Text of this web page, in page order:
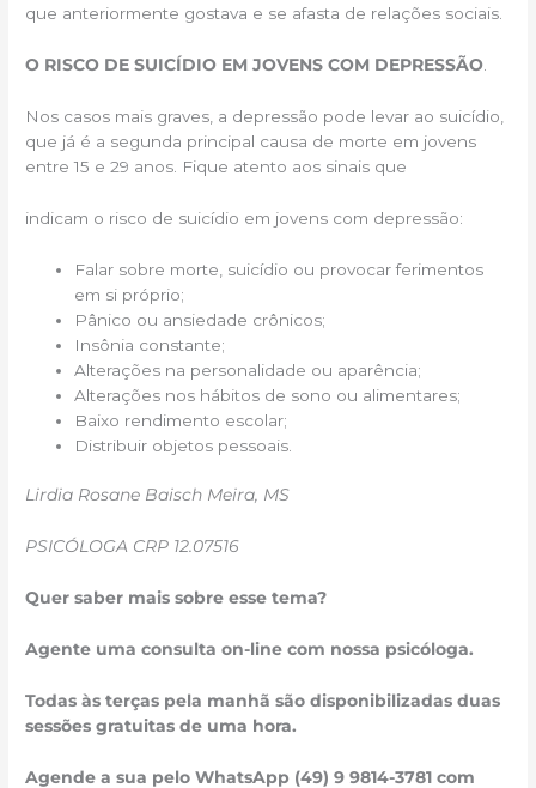
que anteriormente gostava e se afasta de relações sociais.
O RISCO DE SUICÍDIO EM JOVENS COM DEPRESSÃO
Nos casos mais graves, a depressão pode levar ao suicídio,
que já é a segunda principal causa de morte em jovens
entre 15 e 29 anos. Fique atento aos sinais que
indicam o risco de suicídio em jovens com depressão:
Falar sobre morte, suicídio ou provocar ferimentos
em si próprio;
Pânico ou ansiedade crônicos;
Insônia constante;
Alterações na personalidade ou aparência;
Alterações nos hábitos de sono ou alimentares;
Baixo rendimento escolar;
Distribuir objetos pessoais.
Lirdia Rosane Baisch Meira, MS
PSICÓLOGA CRP 12.07516
Quer saber mais sobre esse tema?
Agente uma consulta on-line com nossa psicóloga.
Todas às terças pela manhã são disponibilizadas duas
sessões gratuitas de uma hora.
Agende a sua pelo WhatsApp (49) 9 9814-3781 com